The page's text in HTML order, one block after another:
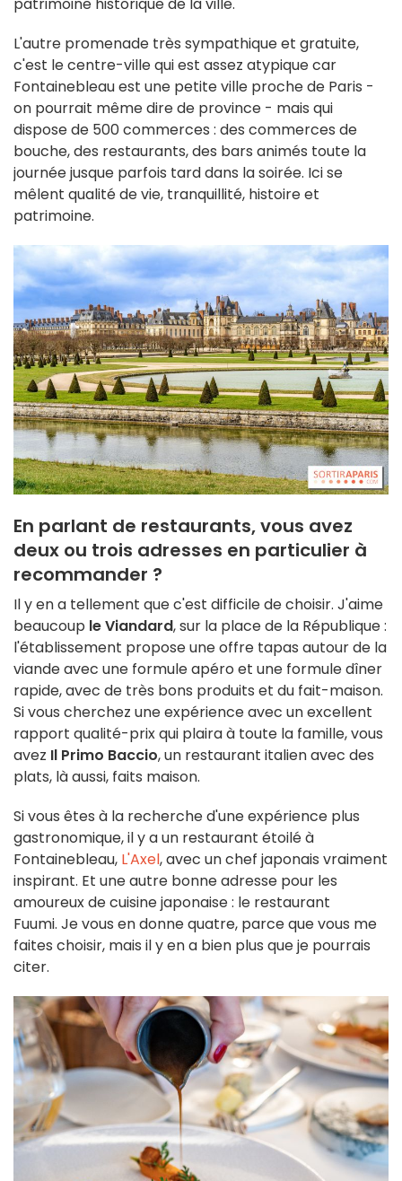
L'autre promenade très sympathique et gratuite,
c'est le centre-ville qui est assez atypique car
Fontainebleau est une petite ville proche de Paris -
on pourrait même dire de province - mais qui
dispose de 500 commerces : des commerces de
bouche, des restaurants, des bars animés toute la
journée jusque parfois tard dans la soirée. Ici se
mêlent qualité de vie, tranquillité, histoire et
patrimoine.
En parlant de restaurants, vous avez
deux ou trois adresses en particulier à
recommander ?
Il y en a tellement que c'est difficile de choisir. J'aime
beaucoup le Viandard, sur la place de la République :
l'établissement propose une offre tapas autour de la
viande avec une formule apéro et une formule dîner
rapide, avec de très bons produits et du fait-maison.
Si vous cherchez une expérience avec un excellent
rapport qualité-prix qui plaira à toute la famille, vous
avez Il Primo Baccio, un restaurant italien avec des
plats, là aussi, faits maison.
Si vous êtes à la recherche d'une expérience plus
gastronomique, il y a un restaurant étoilé à
Fontainebleau, L'Axel, avec un chef japonais vraiment
inspirant. Et une autre bonne adresse pour les
amoureux de cuisine japonaise : le restaurant
Fuumi. Je vous en donne quatre, parce que vous me
faites choisir, mais il y en a bien plus que je pourrais
citer.